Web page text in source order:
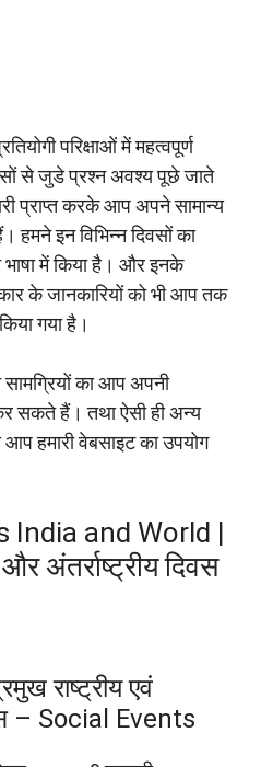
परिक्षाओं में महत्वपूर्ण
से जुडे प्रश्न अवश्य पूछे जाते
प्राप्त करके आप अपने सामान्य
हमने इन विभिन्न दिवसों का
में किया है। और इनके
के जानकारियों को भी आप तक
गया है।
का आप अपनी
सकते हैं। तथा ऐसी ही अन्य
आप हमारी वेबसाइट का उपयोग
India and World |
अंतर्राष्ट्रीय दिवस
राष्ट्रीय एवं
– Social Events